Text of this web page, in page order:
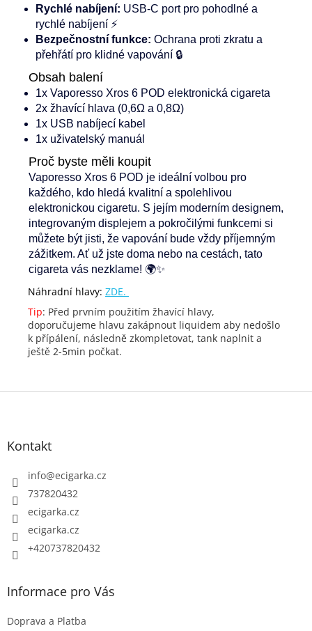
Rychlé nabíjení: USB-C port pro pohodlné a
rychlé nabíjení ⚡
Bezpečnostní funkce: Ochrana proti zkratu a
přehřátí pro klidné vapování 🔒
Obsah balení
1x Vaporesso Xros 6 POD elektronická cigareta
2x žhavící hlava (0,6Ω a 0,8Ω)
1x USB nabíjecí kabel
1x uživatelský manuál
Proč byste měli koupit
Vaporesso Xros 6 POD je ideální volbou pro
každého, kdo hledá kvalitní a spolehlivou
elektronickou cigaretu. S jejím moderním designem,
integrovaným displejem a pokročilými funkcemi si
můžete být jisti, že vapování bude vždy příjemným
zážitkem. Ať už jste doma nebo na cestách, tato
cigareta vás nezklame! 🌍✨
Náhradní hlavy: ZDE.
Tip: Před prvním použitím žhavící hlavy,
doporučujeme hlavu zakápnout liquidem aby nedošlo
k přípálení, následně zkompletovat, tank naplnit a
ještě 2-5min počkat.
Kontakt
info@ecigarka.cz
737820432
ecigarka.cz
ecigarka.cz
+420737820432
Informace pro Vás
Doprava a Platba